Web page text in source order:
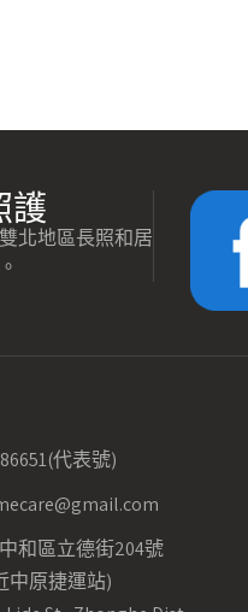
護
北地區長照和居
代表號)
和區立德街204號
中原捷運站)